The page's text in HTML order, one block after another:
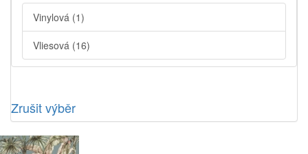
Vinylová (1)
Vliesová (16)
Zrušit výběr